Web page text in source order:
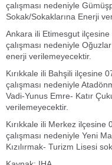
çalışması nedeniyle
Sokak/Sokaklarına Enerji
Ankara ili Etimesgut
çalışması nedeniyle
enerji verilemeyecektir.
Kırıkkale ili Bahşili ilçesine
çalışması nedeniyle
Vadi-Yunus Emre- Katır
verilemeyecektir.
Kırıkkale ili Merkez
çalışması nedeniyle Yeni
Kızılırmak- Turizm Lisesi